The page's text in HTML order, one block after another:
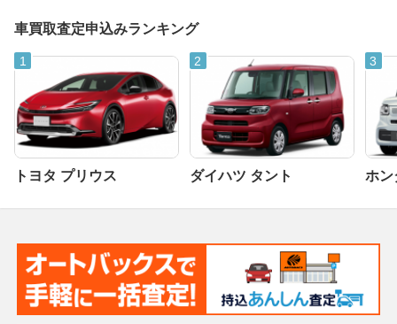
車買取査定申込みランキング
トヨタ プリウス ダイハツ タント ホン